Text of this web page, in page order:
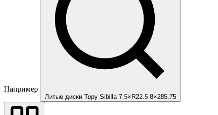
Например
Литые диски Topy Sibilla 7.5×R22.5 8×285.75